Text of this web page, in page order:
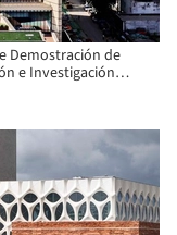
Demostración de
e Investigación